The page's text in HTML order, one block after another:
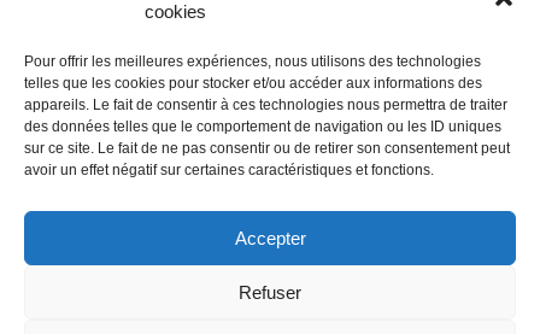
cookies
Pour offrir les meilleures expériences, nous utilisons des technologies
telles que les cookies pour stocker et/ou accéder aux informations des
appareils. Le fait de consentir à ces technologies nous permettra de traiter
des données telles que le comportement de navigation ou les ID uniques
sur ce site. Le fait de ne pas consentir ou de retirer son consentement peut
avoir un effet négatif sur certaines caractéristiques et fonctions.
Accepter
Refuser
h 05 / 19 h 55
@ Sainte Marie des Champs
Mentions légales